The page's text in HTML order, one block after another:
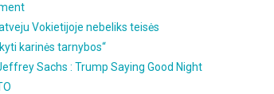
Vokietijoje nebeliks teisės
karinės tarnybos“
Sachs : Trump Saying Good Night